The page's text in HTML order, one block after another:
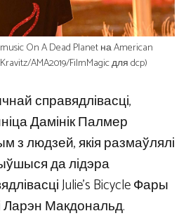
On A Dead Planet на American
AMA2019/FilmMagic для dcp)
справядлівасці,
Дамінік Палмер
з людзей, якія размаўлялі
да лідэра
Julie’s Bicycle Фары
Ларэн Макдональд.